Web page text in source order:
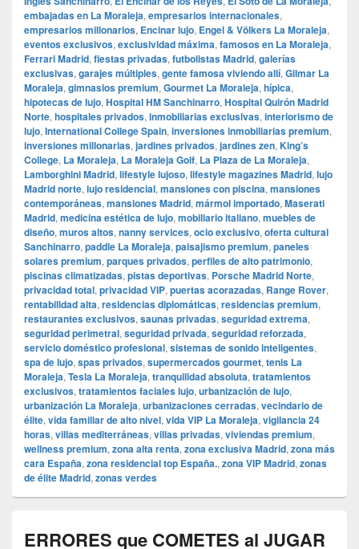
embajadas en La Moraleja, empresarios internacionales,
empresarios millonarios, Encinar lujo, Engel & Völkers La Moraleja,
eventos exclusivos, exclusividad máxima, famosos en La Moraleja,
Ferrari Madrid, fiestas privadas, futbolistas Madrid, galerías
exclusivas, garajes múltiples, gente famosa viviendo allí, Gilmar La
Moraleja, gimnasios premium, Gourmet La Moraleja, hípica,
hipotecas de lujo, Hospital HM Sanchinarro, Hospital Quirón Madrid
Norte, hospitales privados, inmobiliarias exclusivas, interiorismo de
lujo, International College Spain, inversiones inmobiliarias premium,
inversiones millonarias, jardines privados, jardines zen, King’s
College, La Moraleja, La Moraleja Golf, La Plaza de La Moraleja,
Lamborghini Madrid, lifestyle lujoso, lifestyle magazines Madrid, lujo
Madrid norte, lujo residencial, mansiones con piscina, mansiones
contemporáneas, mansiones Madrid, mármol importado, Maserati
Madrid, medicina estética de lujo, mobiliario italiano, muebles de
diseño, muros altos, nanny services, ocio exclusivo, oferta cultural
Sanchinarro, paddle La Moraleja, paisajismo premium, paneles
solares premium, parques privados, perfiles de alto patrimonio,
piscinas climatizadas, pistas deportivas, Porsche Madrid Norte,
privacidad total, privacidad VIP, puertas acorazadas, Range Rover,
rentabilidad alta, residencias diplomáticas, residencias premium,
restaurantes exclusivos, saunas privadas, seguridad extrema,
seguridad perimetral, seguridad privada, seguridad reforzada,
servicio doméstico profesional, sistemas de sonido inteligentes,
spa de lujo, spas privados, supermercados gourmet, tenis La
Moraleja, Tesla La Moraleja, tranquilidad absoluta, tratamientos
exclusivos, tratamientos faciales lujo, urbanización de lujo,
urbanización La Moraleja, urbanizaciones cerradas, vecindario de
élite, vida familiar de alto nivel, vida VIP La Moraleja, vigilancia 24
horas, villas mediterráneas, villas privadas, viviendas premium,
wellness premium, zona alta renta, zona exclusiva Madrid, zona más
cara España, zona residencial top España., zona VIP Madrid, zonas
de élite Madrid, zonas verdes
ERRORES que COMETES al JUGAR